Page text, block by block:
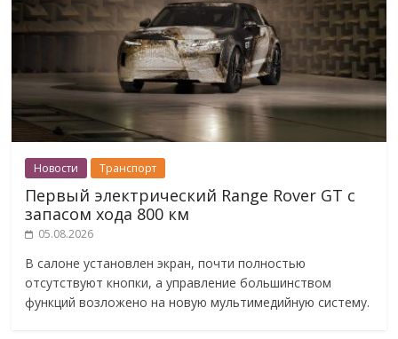
Новости Транспорт
Первый электрический Range Rover GT с
запасом хода 800 км
05.08.2026
В салоне установлен экран, почти полностью
отсутствуют кнопки, а управление большинством
функций возложено на новую мультимедийную систему.